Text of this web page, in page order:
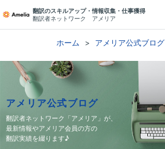
翻訳のスキルアップ・情報収集・仕事獲得
翻訳者ネットワーク アメリア
ホーム アメリア公式ブログ
アメリア公式ブログ
翻訳者ネットワーク「アメリア」が、
最新情報やアメリア会員の方の
翻訳実績を綴ります♪